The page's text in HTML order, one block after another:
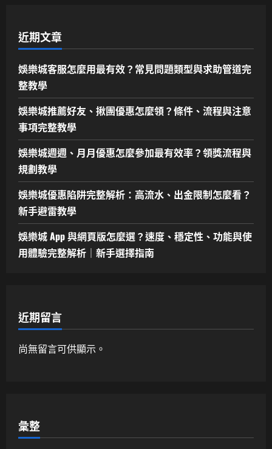
近期文章
娛樂城客服怎麼用最有效？常見問題類型與求助管道完
整教學
娛樂城推薦好友、揪團優惠怎麼領？條件、流程與注意
事項完整教學
娛樂城週週、月月優惠怎麼參加最有效率？領獎流程與
規劃教學
娛樂城優惠陷阱完整解析：高流水、出金限制怎麼看？
新手避雷教學
娛樂城 App 與網頁版怎麼選？速度、穩定性、功能與使
用體驗完整解析｜新手選擇指南
近期留言
尚無留言可供顯示。
彙整